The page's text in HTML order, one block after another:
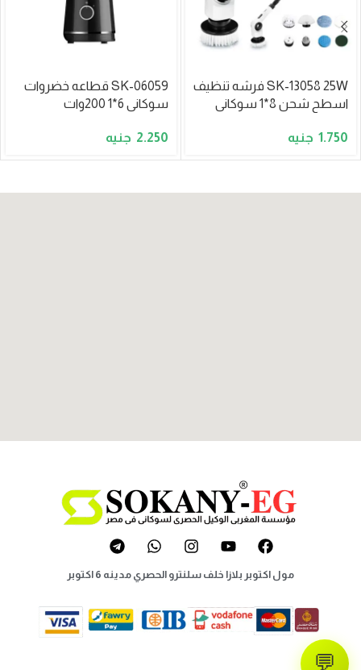
SK-13058 25W فرشه تنظيف
اسطح شحن 8*1 سوكانى
1.750
SK-06059 قطاعه خضروات
سوكانى 6*1 200وات
2.250
مول اكتوبر بلازا خلف سلنترو الحصري مدينه 6 اكتوبر
💬